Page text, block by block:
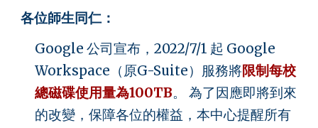
各位師生同仁：
Google 公司宣布，2022/7/1 起 Google
Workspace（原G-Suite）服務將限制每校
總磁碟使用量為100TB。
為了因應即將到來
的改變，保障各位的權益，本中心提醒所有